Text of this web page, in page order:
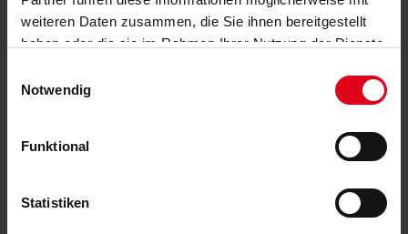
weiteren Daten zusammen, die Sie ihnen bereitgestellt
haben oder die sie im Rahmen Ihrer Nutzung der Dienste
Notwendig
Funktional
Statistiken